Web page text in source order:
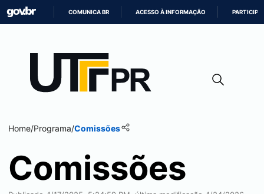
CONTEÚDO
COMUNICA BR ACESSO À INFORMAÇÃO PARTICIPE
Home/Programa/Comissões
Comissões